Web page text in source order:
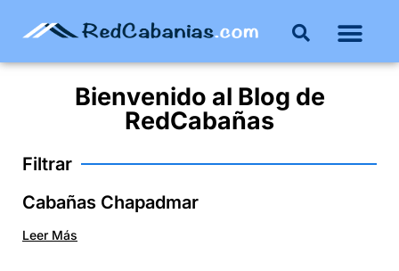
Bienvenido al Blog de
RedCabañas
Filtrar
Cabañas Chapadmar
Leer Más